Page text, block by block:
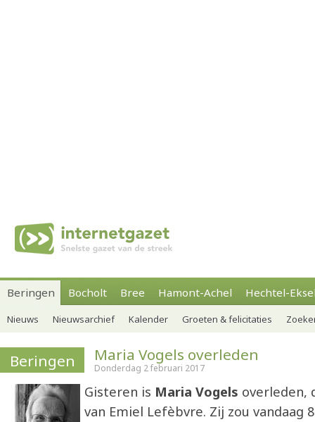
Beringen Bocholt Bree Hamont-Achel Hechtel-
Nieuws Nieuwsarchief Kalender Groeten & felicitaties
Beringen Maria Vogels overleden
Donderdag 2 februari 2017
Gisteren is Maria Vogels overleden,
van Emiel Lefèbvre. Zij zou vandaag